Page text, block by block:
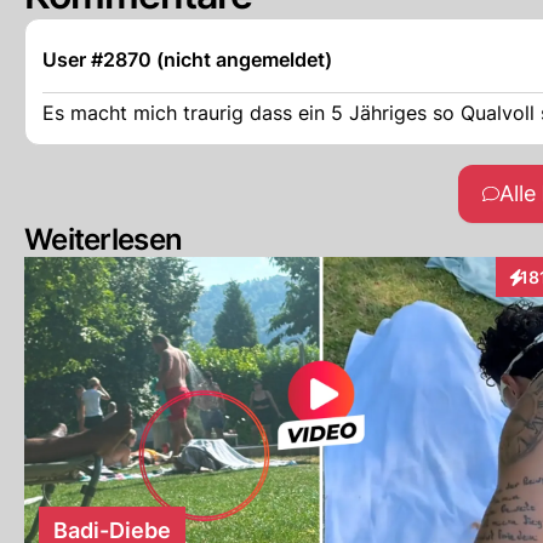
User #2870 (nicht angemeldet)
Es macht mich traurig dass ein 5 Jähriges so Qualvoll
Weiterlesen
Badi-Diebe